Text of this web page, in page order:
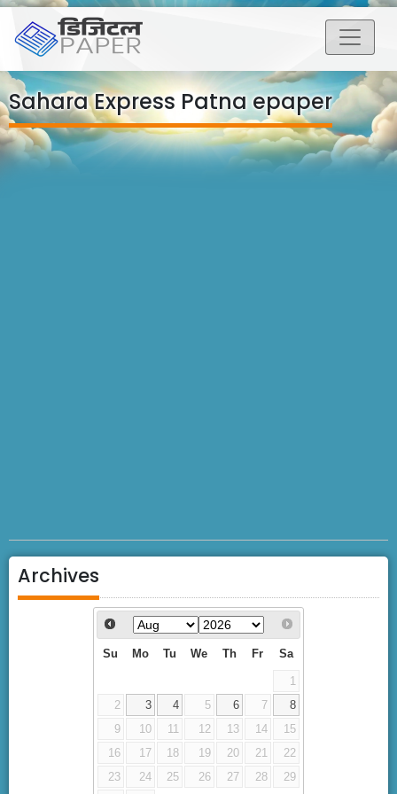
Sahara Express Patna epaper
Archives
Su Mo Tu We Th Fr Sa
1
2
3 4 5 6 7
8
9
10 11 12 13 14
15
16
17 18 19 20 21
22
23
24 25 26 27 28 29